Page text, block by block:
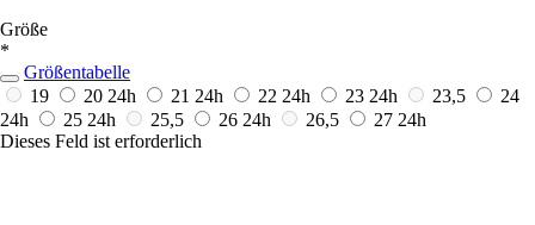
Größe
*
Größentabelle
19
20 24h 21 24h 22 24h 23 24h 23,5
24
24h
25 24h 25,5 26 24h 26,5 27 24h
Dieses Feld ist erforderlich